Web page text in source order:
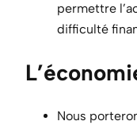
permettre
difficulté
Nous